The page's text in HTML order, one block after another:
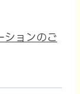
ョンのご